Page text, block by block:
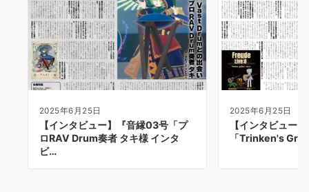
2025年6月25日
【インタビュー】『音縁03号「プ
ロRAV Drum奏者 タキ様 インタ
ビ…
2025年6月25日
【インタビュー
「Trinken's